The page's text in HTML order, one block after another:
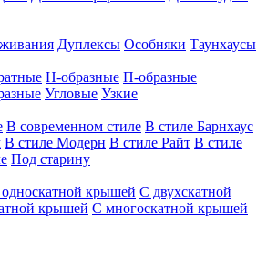
Дуплексы Особняки Таунхаусы
Н-образные П-образные
Угловые Узкие
В современном стиле В стиле Барнхаус
В стиле Модерн В стиле Райт В стиле
Под старину
крышей С двухскатной
крышей С многоскатной крышей